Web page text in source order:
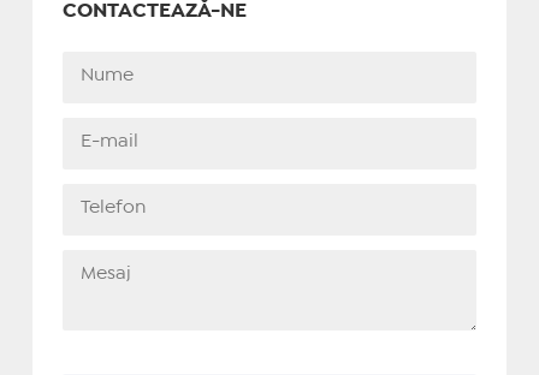
CONTACTEAZĂ-NE